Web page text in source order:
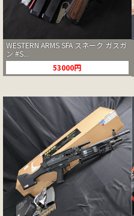
WESTERN ARMS SFA スネーク ガスガ
ン #S...
53000円